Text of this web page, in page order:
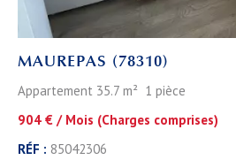
MAUREPAS (78310)
Appartement 35.7 m² 1 pièce
904 € / Mois (Charges comprises)
RÉF : 85042306